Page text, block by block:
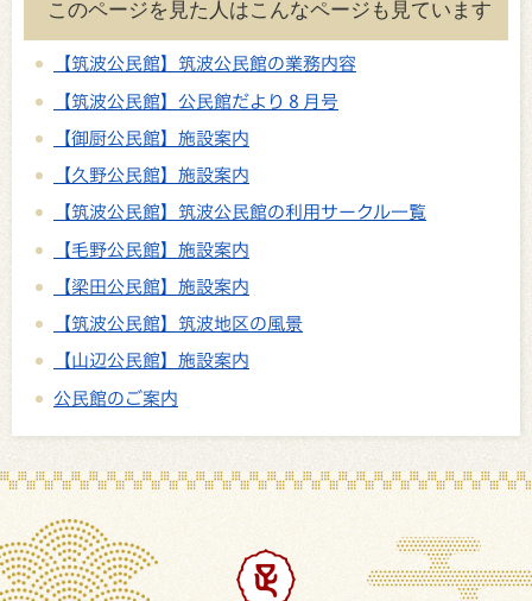
このページを見た人はこんなページも見ています
【筑波公民館】筑波公民館の業務内容
【筑波公民館】公民館だより８月号
【御厨公民館】施設案内
【久野公民館】施設案内
【筑波公民館】筑波公民館の利用サークル一覧
【毛野公民館】施設案内
【梁田公民館】施設案内
【筑波公民館】筑波地区の風景
【山辺公民館】施設案内
公民館のご案内